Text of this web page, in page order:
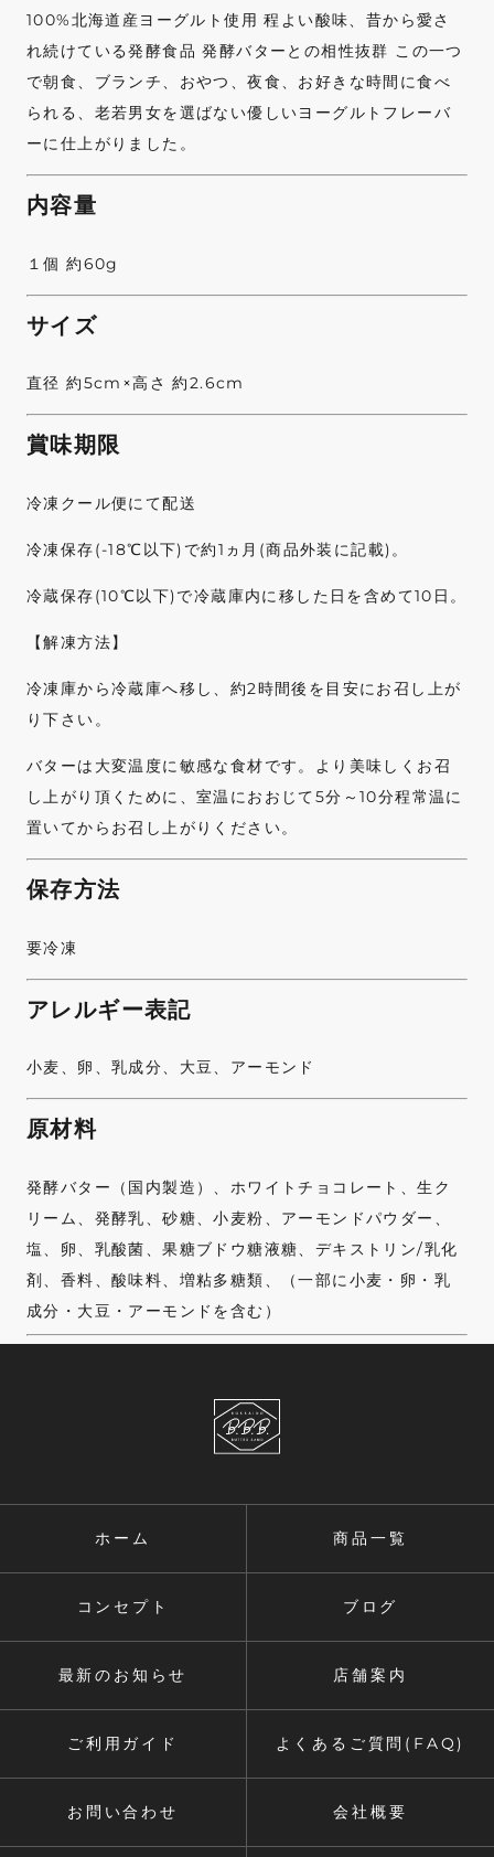
100%北海道産ヨーグルト使用 程よい酸味、昔から愛さ
れ続けている発酵食品 発酵バターとの相性抜群 この一つ
で朝食、ブランチ、おやつ、夜食、お好きな時間に食べ
られる、老若男女を選ばない優しいヨーグルトフレーバ
ーに仕上がりました。
内容量
１個 約60g
サイズ
直径 約5cm×高さ 約2.6cm
賞味期限
冷凍クール便にて配送
冷凍保存(-18℃以下)で約1ヵ月(商品外装に記載)。
冷蔵保存(10℃以下)で冷蔵庫内に移した日を含めて10日。
【解凍方法】
冷凍庫から冷蔵庫へ移し、約2時間後を目安にお召し上が
り下さい。
バターは大変温度に敏感な食材です。より美味しくお召
し上がり頂くために、室温におおじて5分～10分程常温に
置いてからお召し上がりください。
保存方法
要冷凍
アレルギー表記
小麦、卵、乳成分、大豆、アーモンド
原材料
発酵バター（国内製造）、ホワイトチョコレート、生ク
リーム、発酵乳、砂糖、小麦粉、アーモンドパウダー、
塩、卵、乳酸菌、果糖ブドウ糖液糖、デキストリン/乳化
剤、香料、酸味料、増粘多糖類、（一部に小麦・卵・乳
成分・大豆・アーモンドを含む）
ホーム 商品一覧
コンセプト ブログ
最新のお知らせ 店舗案内
ご利用ガイド よくあるご質問(FAQ)
お問い合わせ 会社概要